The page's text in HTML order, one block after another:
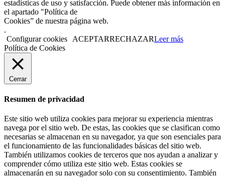
estadísticas de uso y satisfacción. Puede obtener más información en
el apartado "Política de
Cookies” de nuestra página web.
.
Configurar cookies
ACEPTARRECHAZARLeer más
Política de Cookies
Cerrar
Resumen de privacidad
Este sitio web utiliza cookies para mejorar su experiencia mientras
navega por el sitio web. De estas, las cookies que se clasifican como
necesarias se almacenan en su navegador, ya que son esenciales para
el funcionamiento de las funcionalidades básicas del sitio web.
También utilizamos cookies de terceros que nos ayudan a analizar y
comprender cómo utiliza este sitio web. Estas cookies se
almacenarán en su navegador solo con su consentimiento. También